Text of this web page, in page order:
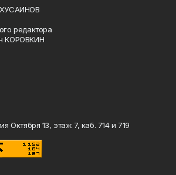
ХУСАИНОВ
редактора
КОРОВКИН
Октября 13, этаж 7, каб. 714 и 719